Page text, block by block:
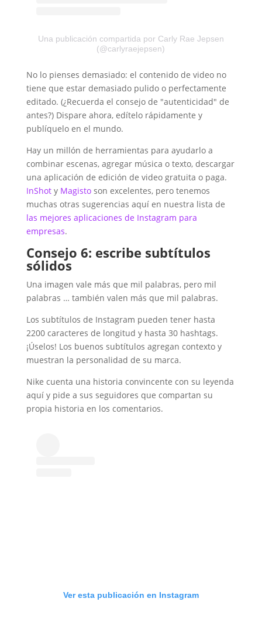
Una publicación compartida por Carly Rae Jepsen
(@carlyraejepsen)
No lo pienses demasiado: el contenido de video no
tiene que estar demasiado pulido o perfectamente
editado. (¿Recuerda el consejo de "autenticidad" de
antes?) Dispare ahora, edítelo rápidamente y
publíquelo en el mundo.
Hay un millón de herramientas para ayudarlo a
combinar escenas, agregar música o texto, descargar
una aplicación de edición de video gratuita o paga.
InShot y Magistoson excelentes, pero tenemos
muchas otras sugerencias aquí en nuestra lista de
las mejores aplicaciones de Instagram para
empresas.
Consejo 6: escribe subtítulos
sólidos
Una imagen vale más que mil palabras, pero mil
palabras … también valen más que mil palabras.
Los subtítulos de Instagram pueden tener hasta
2200 caracteres de longitud y hasta 30 hashtags.
¡Úselos! Los buenos subtítulos agregan contexto y
muestran la personalidad de su marca.
Nike cuenta una historia convincente con su leyenda
aquí y pide a sus seguidores que compartan su
propia historia en los comentarios.
Ver esta publicación en Instagram